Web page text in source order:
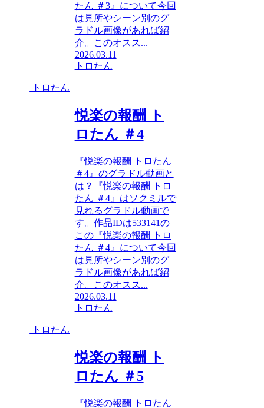
たん ＃3』について今回
は見所やシーン別のグ
ラドル画像があれば紹
介。このオスス...
2026.03.11
トロたん
トロたん
悦楽の報酬 ト
ロたん ＃4
『悦楽の報酬 トロたん
＃4』のグラドル動画と
は？『悦楽の報酬 トロ
たん ＃4』はソクミルで
見れるグラドル動画で
す。作品IDは533141の
この『悦楽の報酬 トロ
たん ＃4』について今回
は見所やシーン別のグ
ラドル画像があれば紹
介。このオスス...
2026.03.11
トロたん
トロたん
悦楽の報酬 ト
ロたん ＃5
『悦楽の報酬 トロたん